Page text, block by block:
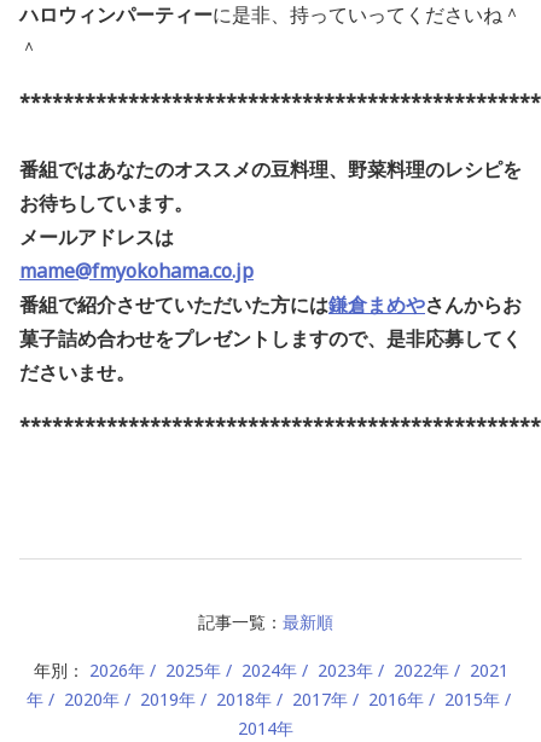
ハロウィンパーティーに是非、持っていってくださいね＾
＾
番組ではあなたのオススメの豆料理、野菜料理のレシピを
お待ちしています。
メールアドレスは
mame@fmyokohama.co.jp
番組で紹介させていただいた方には鎌倉まめやさんからお
菓子詰め合わせをプレゼントしますので、是非応募してく
ださいませ。
記事一覧： 最新順
年別： 2026年 2025年 2024年 2023年 2022年
2021
年
2020年 2019年 2018年 2017年 2016年
2015年
2014年